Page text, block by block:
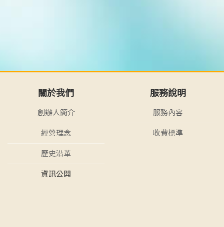
關於我們
創辦人簡介
經營理念
歷史沿革
資訊公開
服務說明
服務內容
收費標準